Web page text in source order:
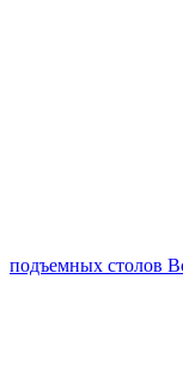
подъемных столов